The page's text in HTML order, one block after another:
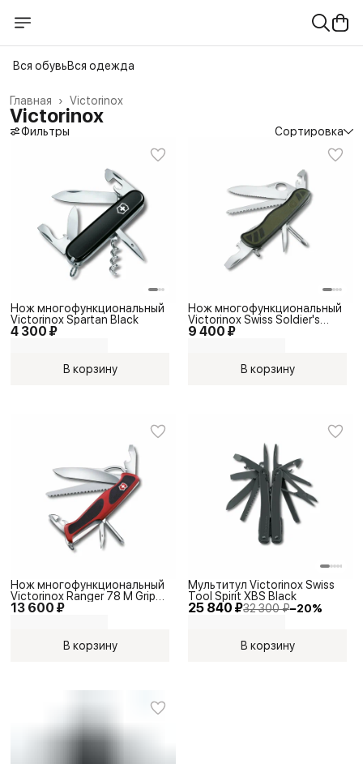
Вся обувьВся одежда
Victorinox
Главная ›
Victorinox
Фильтры Сортировка
4 300 ₽
Нож многофункциональный
Victorinox Spartan Black
В корзину
9 400 ₽
Нож многофункциональный
Victorinox Swiss Soldier's
Knife 08 Green/Black
В корзину
13 600 ₽
Нож многофункциональный
Victorinox Ranger 78 M Grip
Red/Black
В корзину
25 840 ₽32 300 ₽−20%
Мультитул Victorinox Swiss
Tool Spirit XBS Black
В корзину